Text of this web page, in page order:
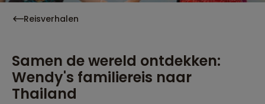
Reisverhalen
Samen de wereld ontdekken:
Wendy's familiereis naar
Thailand